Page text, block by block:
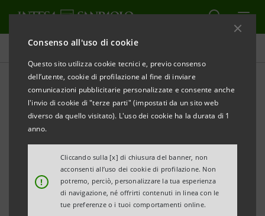
Consenso all'uso di cookie
Questo sito utilizza cookie tecnici e, previo consenso
dell’utente, cookie di profilazione al fine di inviare
comunicazioni pubblicitarie personalizzate e consente anche
l'invio di cookie di "terze parti" (impostati da un sito web
diverso da quello visitato). L'uso dei cookie ha la durata di 1
anno.
!
Cliccando sulla [x] di chiusura del banner, non
acconsenti all’uso dei cookie di profilazione. Non
potremo, perciò, personalizzare la tua esperienza
di navigazione, né offrirti contenuti in linea con le
tue preferenze o i tuoi comportamenti online.
Tutte le news
Credito a microimprese e
lavoratori autonomi del
torinese